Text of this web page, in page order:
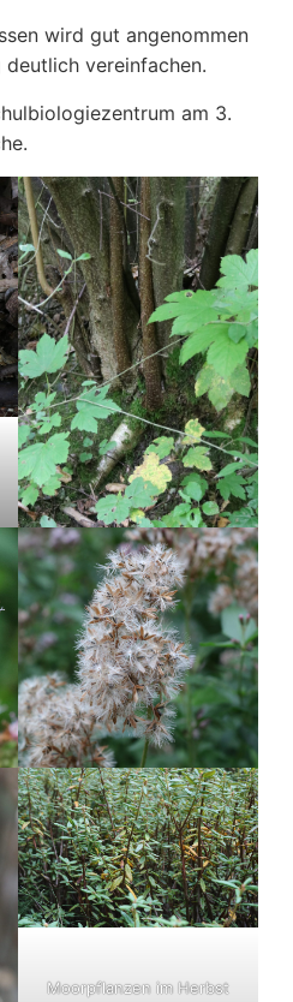
wird gut angenommen
vereinfachen.
am 3.
Moorpflanzen im Herbst